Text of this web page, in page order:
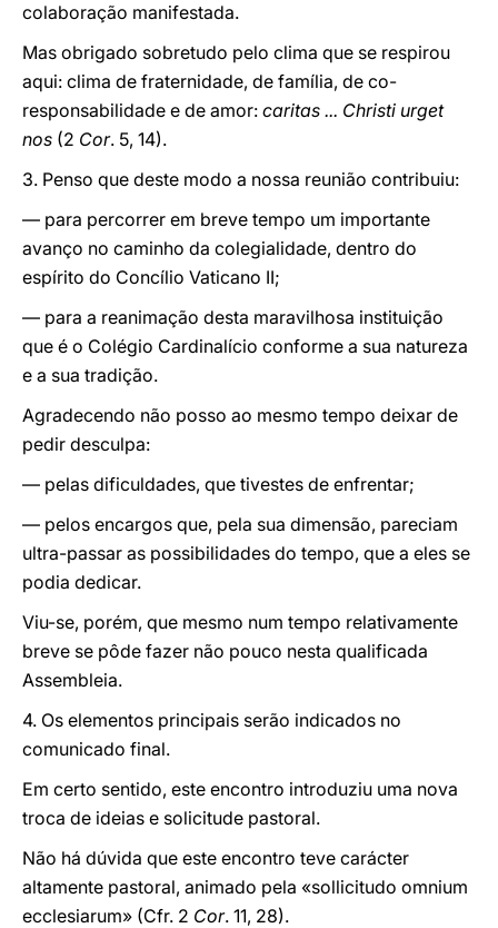
colaboração manifestada.
Mas obrigado sobretudo pelo clima que se respirou
aqui: clima de fraternidade, de família, de co-
responsabilidade e de amor: caritas ... Christi urget
nos (2 Cor. 5, 14).
3. Penso que deste modo a nossa reunião contribuiu:
— para percorrer em breve tempo um importante
avanço no caminho da colegialidade, dentro do
espírito do Concílio Vaticano II;
— para a reanimação desta maravilhosa instituição
que é o Colégio Cardinalício conforme a sua natureza
e a sua tradição.
Agradecendo não posso ao mesmo tempo deixar de
pedir desculpa:
— pelas dificuldades, que tivestes de enfrentar;
— pelos encargos que, pela sua dimensão, pareciam
ultra-passar as possibilidades do tempo, que a eles se
podia dedicar.
Viu-se, porém, que mesmo num tempo relativamente
breve se pôde fazer não pouco nesta qualificada
Assembleia.
4. Os elementos principais serão indicados no
comunicado final.
Em certo sentido, este encontro introduziu uma nova
troca de ideias e solicitude pastoral.
Não há dúvida que este encontro teve carácter
altamente pastoral, animado pela «sollicitudo omnium
ecclesiarum» (Cfr. 2 Cor. 11, 28).